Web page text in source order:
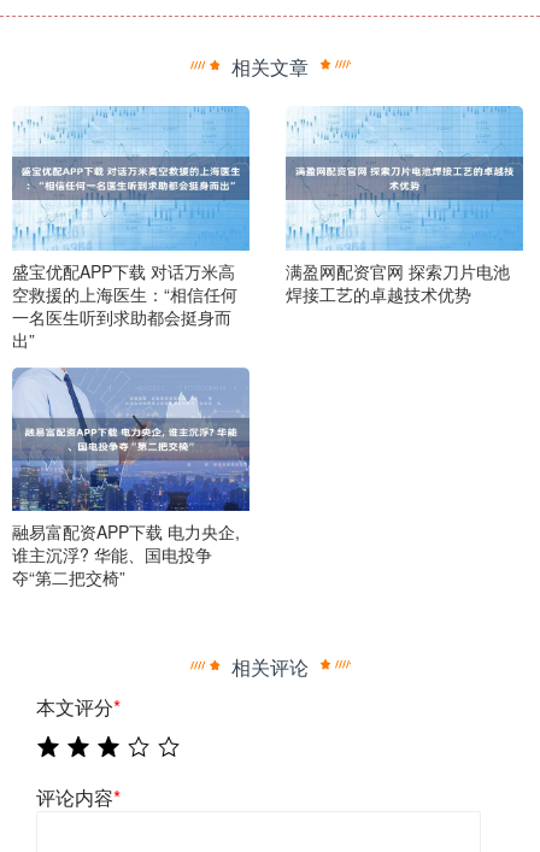
相关文章
盛宝优配APP下载 对话万米高
空救援的上海医生：“相信任何
一名医生听到求助都会挺身而
出”
满盈网配资官网 探索刀片电池
焊接工艺的卓越技术优势
融易富配资APP下载 电力央企,
谁主沉浮? 华能、国电投争
夺“第二把交椅”
相关评论
本文评分*
评论内容*